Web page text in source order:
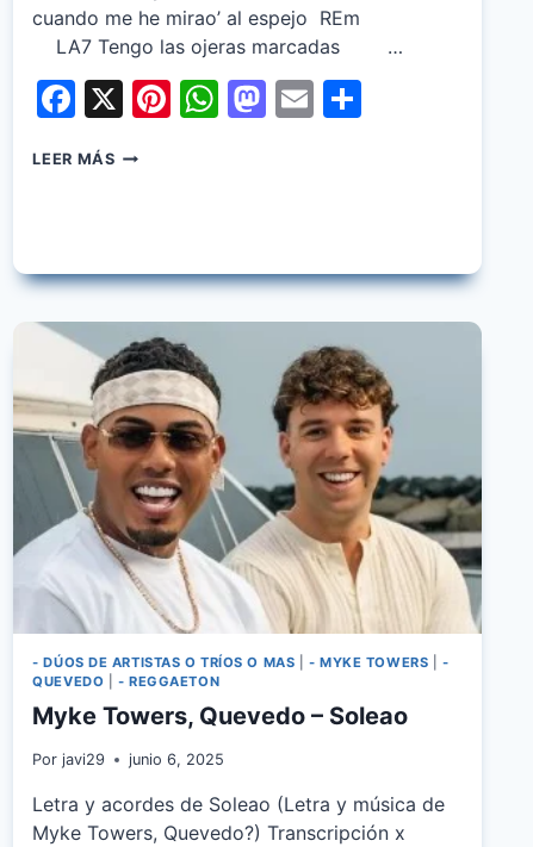
cuando me he mirao’ al espejo REm
LA7 Tengo las ojeras marcadas …
Facebook
X Pinterest
WhatsApp
Mastodon
Email
LEER MÁSQUEVEDO
- DÚOS DE ARTISTAS O TRÍOS O MAS - MYKE TOWERS
-
QUEVEDO
- REGGAETON
Myke Towers, Quevedo – Soleao
Por javi29 junio 6, 2025
Letra y acordes de Soleao (Letra y música de
Myke Towers, Quevedo?) Transcripción x